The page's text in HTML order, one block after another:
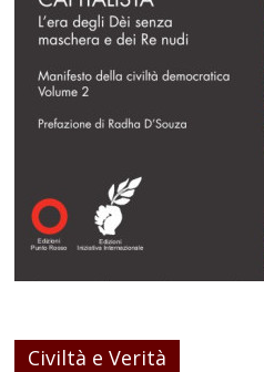
Civiltà e Verità